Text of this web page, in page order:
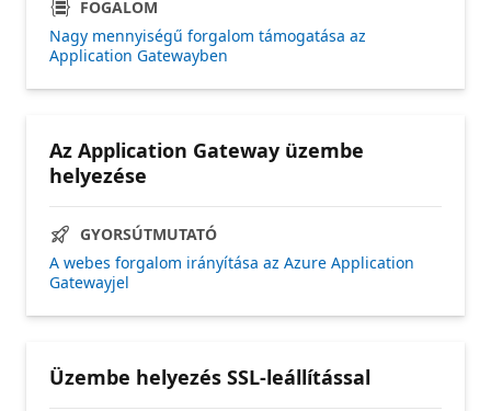
FOGALOM
Nagy mennyiségű forgalom támogatása az
Application Gatewayben
Az Application Gateway üzembe
helyezése
GYORSÚTMUTATÓ
A webes forgalom irányítása az Azure Application
Gatewayjel
Üzembe helyezés SSL-leállítással